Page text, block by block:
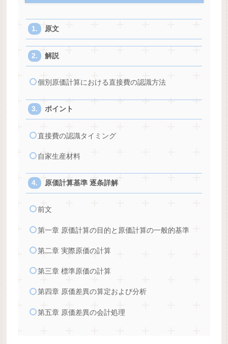
原文
解説
個別原価計算における直接費の認識方法
ポイント
直接費の認識タイミング
自家生産材料
原価計算基準 逐条詳解
前文
第一章 原価計算の目的と原価計算の一般的基準
第二章 実際原価の計算
第三章 標準原価の計算
第四章 原価差異の算定および分析
第五章 原価差異の会計処理